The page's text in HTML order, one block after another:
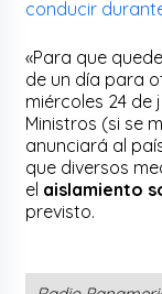
conducir
«Para que
de un día para
miércoles 24 de
Ministros (si se
anunciará al
que diversos
el aislamiento
previsto.